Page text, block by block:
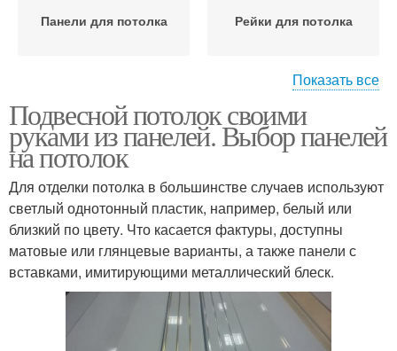
Панели для потолка Рейки для потолка
Алюминиевый потолок Реечный потолок
Потолок для ванной
комнаты
Потолок под дерево
Панели для потолков
Показать все
Подвесной потолок своими
руками из панелей. Выбор панелей
на потолок
Для отделки потолка в большинстве случаев используют
светлый однотонный пластик, например, белый или
близкий по цвету. Что касается фактуры, доступны
матовые или глянцевые варианты, а также панели с
вставками, имитирующими металлический блеск.